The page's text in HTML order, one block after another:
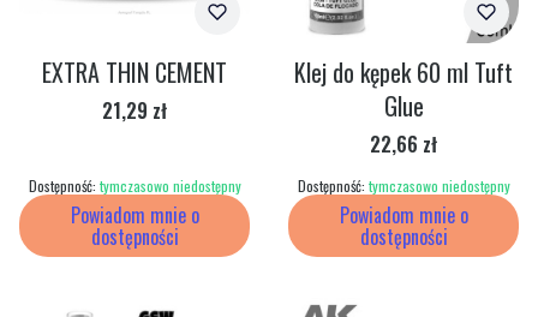
Powiadom mnie o
dostępności
EXTRA THIN CEMENT
Cena
21,29 zł
Dostępność: tymczasowo niedostępny
Powiadom mnie o
dostępności
Klej do kępek 60 ml Tuft
Glue
Cena
22,66 zł
Dostępność: tymczasowo niedostępny